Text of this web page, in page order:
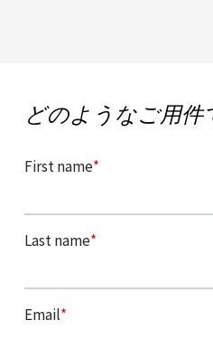
どのようなご用件